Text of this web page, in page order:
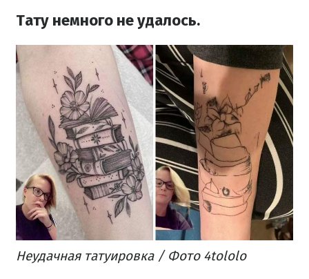
Тату немного не удалось.
Неудачная татуировка / Фото 4tololo